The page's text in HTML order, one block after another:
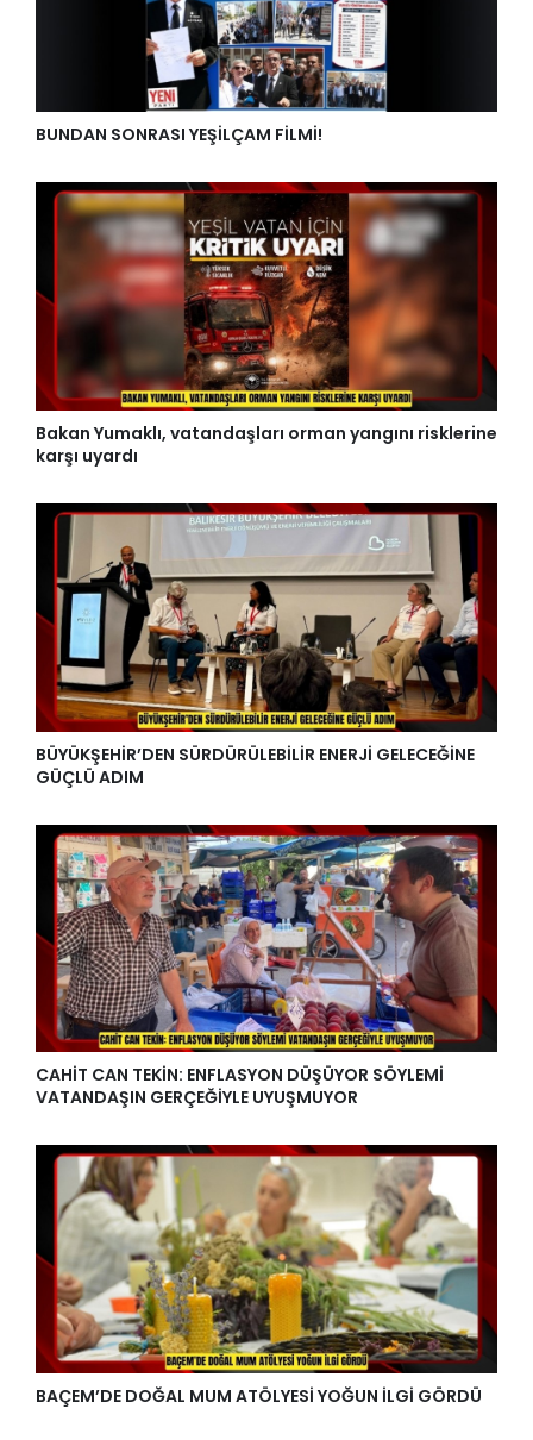
BUNDAN SONRASI YEŞİLÇAM FİLMİ!
Bakan Yumaklı, vatandaşları orman yangını risklerine
karşı uyardı
BÜYÜKŞEHİR’DEN SÜRDÜRÜLEBİLİR ENERJİ GELECEĞİNE
GÜÇLÜ ADIM
CAHİT CAN TEKİN: ENFLASYON DÜŞÜYOR SÖYLEMİ
VATANDAŞIN GERÇEĞİYLE UYUŞMUYOR
BAÇEM’DE DOĞAL MUM ATÖLYESİ YOĞUN İLGİ GÖRDÜ